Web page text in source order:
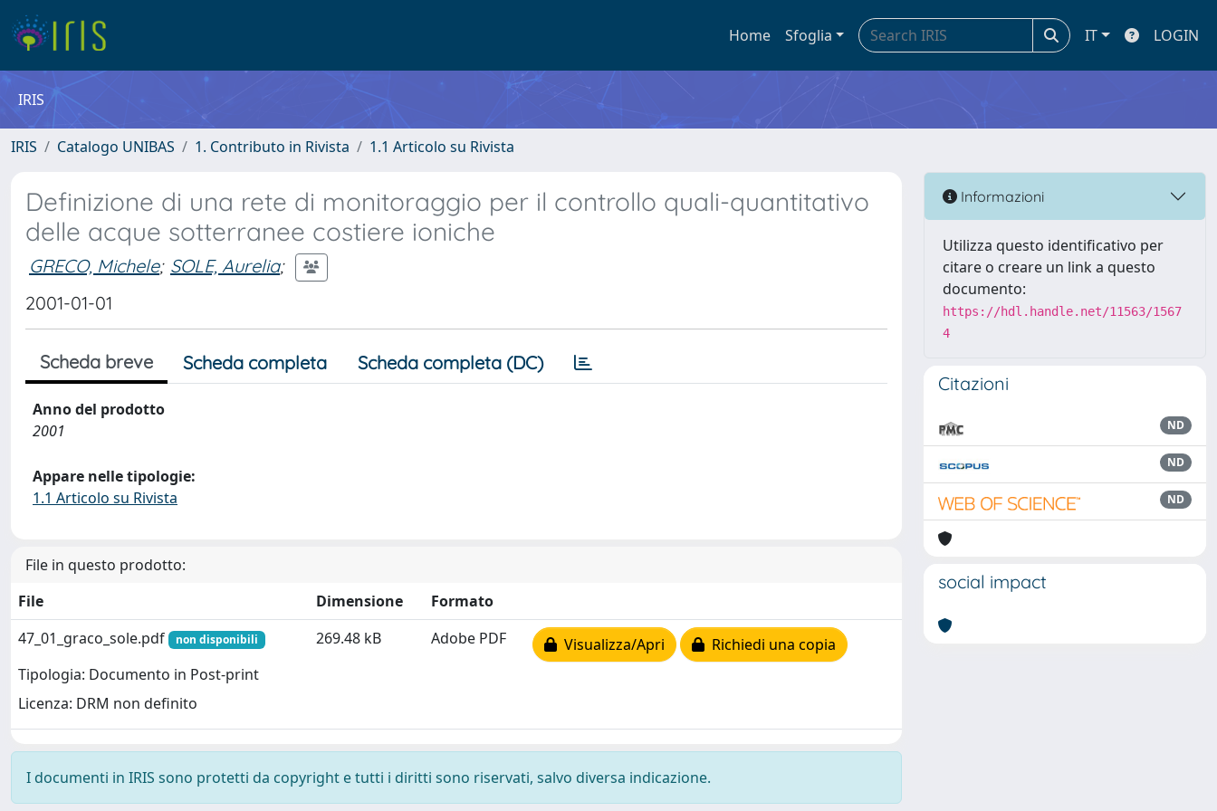
Home Sfoglia IT LOGIN
IRIS
IRIS Catalogo UNIBAS 1. Contributo in Rivista 1.1 Articolo su Rivista
Definizione di una rete di monitoraggio per il controllo quali-quantitativo
delle acque sotterranee costiere ioniche
GRECO, Michele; SOLE, Aurelia;
2001-01-01
Scheda breve Scheda completa Scheda completa (DC)
Anno del prodotto
2001
Appare nelle tipologie:
1.1 Articolo su Rivista
File in questo prodotto:
File
Dimensione
Formato
47_01_graco_sole.pdf
non disponibili
Tipologia: Documento in Post-print
Licenza: DRM non definito
269.48 kB Adobe PDF Visualizza/Apri Richiedi una copia
I documenti in IRIS sono protetti da copyright e tutti i diritti sono riservati, salvo diversa indicazione.
Informazioni
Utilizza questo identificativo per
citare o creare un link a questo
documento:
https://hdl.handle.net/11563/1567
4
Citazioni
ND
ND
ND
social impact